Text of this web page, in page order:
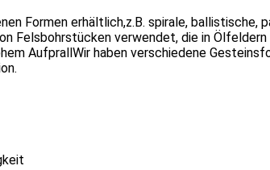
Formen erhältlich,z.B. spirale, ballistische,
Felsbohrstücken verwendet, die in
AufprallWir haben verschiedene